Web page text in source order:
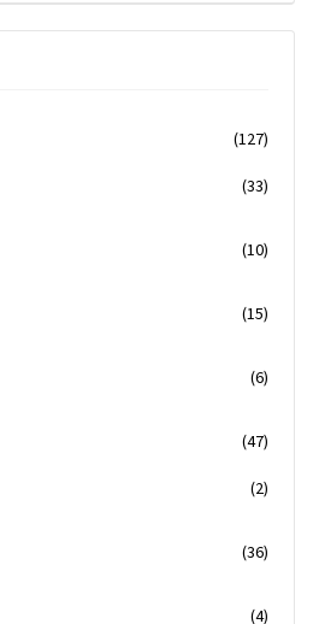
(127)
(33)
(10)
(15)
(6)
(47)
(2)
(36)
(4)